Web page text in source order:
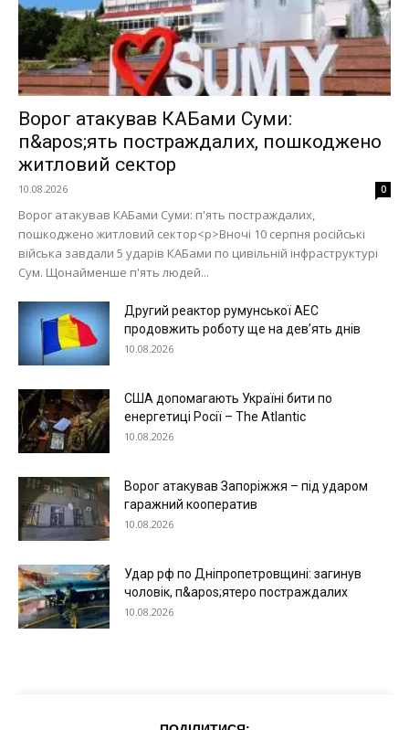
Ворог атакував КАБами Суми:
п&apos;ять постраждалих, пошкоджено
житловий сектор
10.08.2026 0
Ворог атакував КАБами Суми: п'ять постраждалих,
пошкоджено житловий сектор<p>Вночі 10 серпня російські
війська завдали 5 ударів КАБами по цивільній інфраструктурі
Сум. Щонайменше п'ять людей...
Другий реактор румунської АЕС
продовжить роботу ще на дев’ять днів
10.08.2026
США допомагають Україні бити по
енергетиці Росії – The Atlantic
10.08.2026
Ворог атакував Запоріжжя – під ударом
гаражний кооператив
10.08.2026
Удар рф по Дніпропетровщині: загинув
чоловік, п&apos;ятеро постраждалих
10.08.2026